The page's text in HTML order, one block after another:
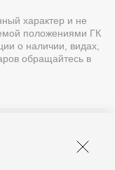
характер и не
положениями ГК
о наличии, видах,
обращайтесь в